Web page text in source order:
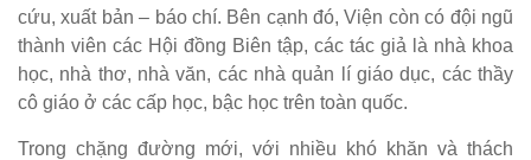
cứu, xuất bản – báo chí. Bên cạnh đó, Viện còn có đội ngũ
thành viên các Hội đồng Biên tập, các tác giả là nhà khoa
học, nhà thơ, nhà văn, các nhà quản lí giáo dục, các thầy
cô giáo ở các cấp học, bậc học trên toàn quốc.
Trong chặng đường mới, với nhiều khó khăn và thách